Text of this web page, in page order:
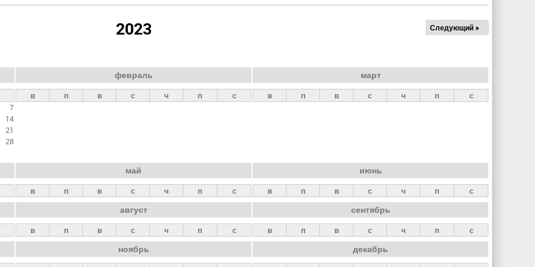
2023 Следующий »
7
14
21
28
февраль
в п в с ч п с
март
в п в с ч п с
май
в п в с ч п с
июнь
в п в с ч п с
август
в п в с ч п с
сентябрь
в п в с ч п с
ноябрь декабрь